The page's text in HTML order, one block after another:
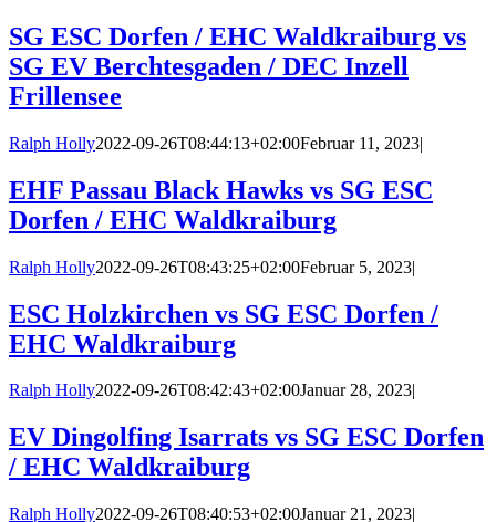
SG ESC Dorfen / EHC Waldkraiburg vs
SG EV Berchtesgaden / DEC Inzell
Frillensee
Ralph Holly2022-09-26T08:44:13+02:00Februar 11, 2023|
EHF Passau Black Hawks vs SG ESC
Dorfen / EHC Waldkraiburg
Ralph Holly2022-09-26T08:43:25+02:00Februar 5, 2023|
ESC Holzkirchen vs SG ESC Dorfen /
EHC Waldkraiburg
Ralph Holly2022-09-26T08:42:43+02:00Januar 28, 2023|
EV Dingolfing Isarrats vs SG ESC Dorfen
/ EHC Waldkraiburg
Ralph Holly2022-09-26T08:40:53+02:00Januar 21, 2023|